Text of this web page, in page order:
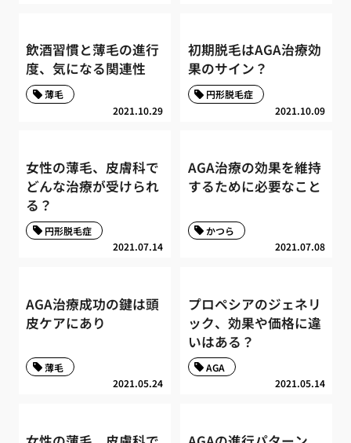
飲酒習慣と薄毛の進行
度、気になる関連性
2021.10.29
薄毛
初期脱毛はAGA治療効
果のサイン？
2021.10.09
円形脱毛症
女性の薄毛、皮膚科で
どんな治療が受けられ
る？
2021.07.14
円形脱毛症
AGA治療の効果を維持
するために必要なこと
2021.07.08
かつら
AGA治療成功の鍵は頭
皮ケアにあり
2021.05.24
薄毛
プロペシアのジェネリ
ック、効果や価格に違
いはある？
2021.05.14
AGA